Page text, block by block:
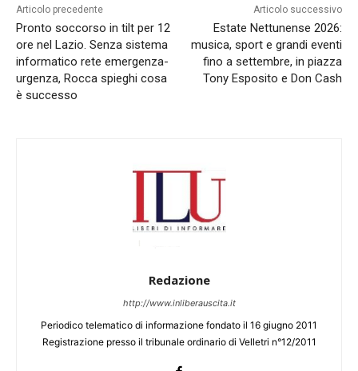
Articolo precedente
Pronto soccorso in tilt per 12
ore nel Lazio. Senza sistema
informatico rete emergenza-
urgenza, Rocca spieghi cosa
è successo
Articolo successivo
Estate Nettunense 2026:
musica, sport e grandi eventi
fino a settembre, in piazza
Tony Esposito e Don Cash
Redazione
http://www.inliberauscita.it
Periodico telematico di informazione fondato il 16 giugno 2011
Registrazione presso il tribunale ordinario di Velletri n°12/2011